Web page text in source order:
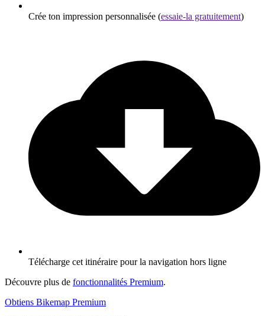
Crée ton impression personnalisée (essaie-la gratuitement)
Télécharge cet itinéraire pour la navigation hors ligne
Découvre plus de fonctionnalités Premium.
Obtiens Bikemap Premium